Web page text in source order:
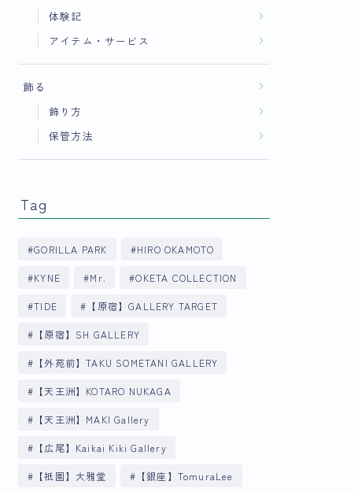
体験記
アイテム・サービス
飾る
飾り方
保管方法
Tag
GORILLA PARK HIRO OKAMOTO
KYNE Mr. OKETA COLLECTION
TIDE 【原宿】GALLERY TARGET
【原宿】SH GALLERY
【外苑前】TAKU SOMETANI GALLERY
【天王洲】KOTARO NUKAGA
【天王洲】MAKI Gallery
【広尾】Kaikai Kiki Gallery
【祇園】大雅堂 【銀座】TomuraLee